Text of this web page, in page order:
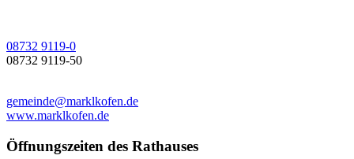
08732 9119-0
08732 9119-50
gemeinde@marklkofen.de
www.marklkofen.de
Öffnungszeiten des Rathauses